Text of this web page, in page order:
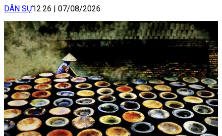
DÂN SỰ12:26 | 07/08/2026